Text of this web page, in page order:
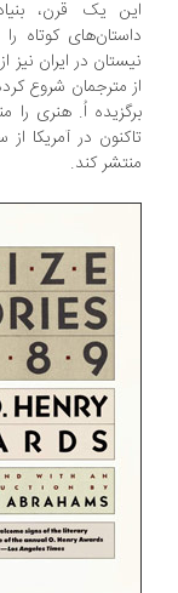
یک قرن، بنیاد این
مترجمان شروع کرده و
اُ. هنری را منتشر
در آمریکا از سوی
کند.